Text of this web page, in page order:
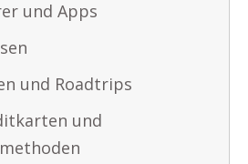
und Apps
und Roadtrips
und